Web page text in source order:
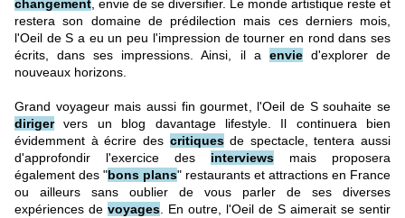
changement , envie de se diversifier. Le monde artistique reste et
restera son domaine de prédilection mais ces derniers mois,
l'Oeil de S a eu un peu l'impression de tourner en rond dans ses
écrits, dans ses impressions. Ainsi, il a envie d'explorer de
nouveaux horizons.
Grand voyageur mais aussi fin gourmet, l'Oeil de S souhaite se
diriger
vers un blog davantage lifestyle. Il continuera bien
évidemment à écrire des critiquesde spectacle, tentera aussi
d'approfondir l'exercice des interviews mais proposera
également des "bons plans" restaurants et attractions en France
ou ailleurs sans oublier de vous parler de ses diverses
expériences de voyages
En outre, l'Oeil de S aimerait se sentir